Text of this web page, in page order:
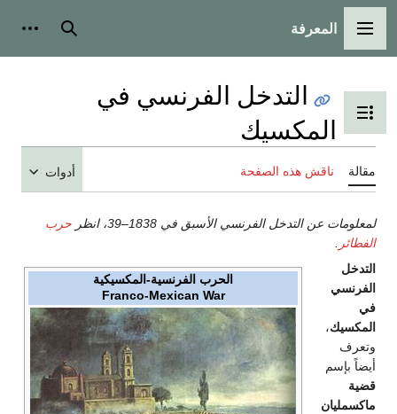
القائمة الرئيسية
المعرفة بحث
تبديل عرض جدول المحتويات
التدخل الفرنسي في
المكسيك
مقالة ناقش هذه الصفحة أدوات
لمعلومات عن التدخل الفرنسي الأسبق في 1838–39، انظر
حرب
الفطائر
الحرب الفرنسية-المكسيكية
Franco-Mexican War
التدخل
الفرنسي
في
المكسيك،
وتعرف
أيضاً بإسم
قضية
ماكسمليان